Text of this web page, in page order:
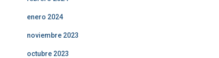
enero 2024
noviembre 2023
octubre 2023